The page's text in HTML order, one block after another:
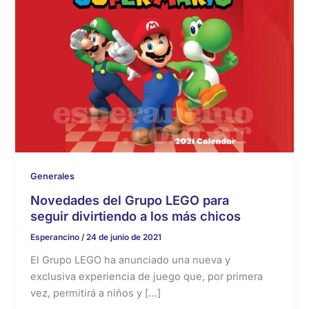
Generales
Novedades del Grupo LEGO para
seguir divirtiendo a los más chicos
Esperancino /24 de junio de 2021
El Grupo LEGO ha anunciado una nueva y
exclusiva experiencia de juego que, por primera
vez, permitirá a niños y […]